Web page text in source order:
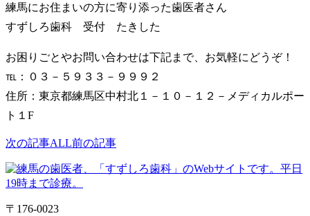
練馬にお住まいの方に寄り添った歯医者さん
すずしろ歯科 受付 たきした
お困りごとやお問い合わせは下記まで、お気軽にどうぞ！
℡：０３－５９３３－９９９２
住所：東京都練馬区中村北１－１０－１２－メディカルポー
ト１F
次の記事ALL前の記事
〒176-0023